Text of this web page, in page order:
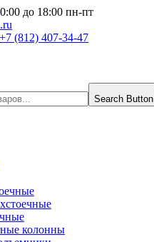
до 18:00 пн-пт
+7 (812) 407-34-47
Search Button
колонны